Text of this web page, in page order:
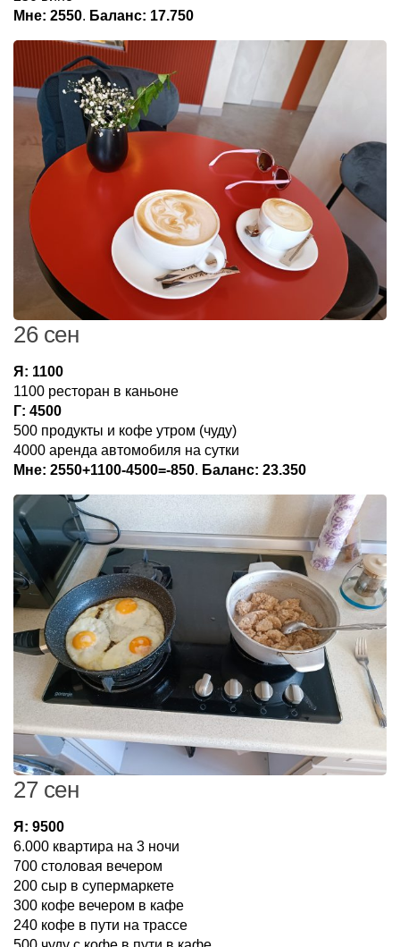
Мне: 2550. Баланс: 17.750
26 сен
Я: 1100
1100 ресторан в каньоне
Г: 4500
500 продукты и кофе утром (чуду)
4000 аренда автомобиля на сутки
Мне: 2550+1100-4500=-850. Баланс: 23.350
27 сен
Я: 9500
6.000 квартира на 3 ночи
700 столовая вечером
200 сыр в супермаркете
300 кофе вечером в кафе
240 кофе в пути на трассе